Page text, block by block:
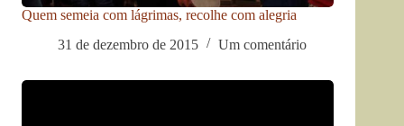
Quem semeia com lágrimas, recolhe com alegria
31 de dezembro de 2015
Um comentário